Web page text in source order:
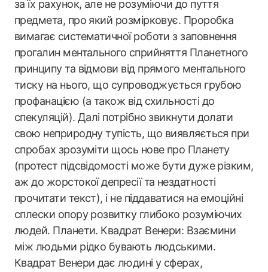
за їх рахунок, але не розуміючи до пуття
предмета, про який розмірковує. Проробка
вимагає систематичної роботи з заповнення
прогалин ментального сприйняття Планетного
принципу та відмови від прямого ментального
тиску на нього, що супроводжується грубою
профанацією (а також від схильності до
спекуляцій). Далі потрібно звикнути долати
свою неприродну тупість, що виявляється при
спробах зрозуміти щось нове про Планету
(протест підсвідомості може бути дуже різким,
аж до жорстокої депресії та нездатності
прочитати текст), і не піддаватися на емоційні
сплески опору розвитку глибоко розуміючих
людей. Планети. Квадрат Венери: Взаємини
між людьми рідко бувають людськими.
Квадрат Венери дає людині у сферах,